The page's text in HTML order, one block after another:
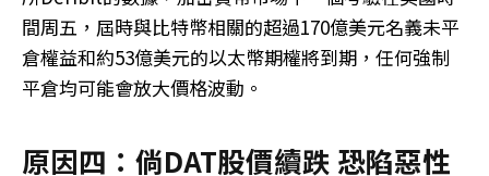
間周五，屆時與比特幣相關的超過170億美元名義未平
倉權益和約53億美元的以太幣期權將到期，任何強制
平倉均可能會放大價格波動。
原因四：倘DAT股價續跌 恐陷惡性